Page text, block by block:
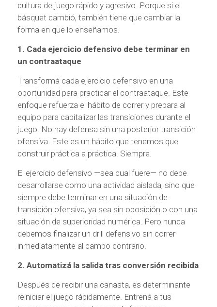
cultura de juego rápido y agresivo. Porque si el
básquet cambió, también tiene que cambiar la
forma en que lo enseñamos.
1. Cada ejercicio defensivo debe terminar en
un contraataque
Transformá cada ejercicio defensivo en una
oportunidad para practicar el contraataque. Este
enfoque refuerza el hábito de correr y prepara al
equipo para capitalizar las transiciones durante el
juego. No hay defensa sin una posterior transición
ofensiva. Este es un hábito que tenemos que
construir práctica a práctica. Siempre.
El ejercicio defensivo —sea cual fuere— no debe
desarrollarse como una actividad aislada, sino que
siempre debe terminar en una situación de
transición ofensiva, ya sea sin oposición o con una
situación de superioridad numérica. Pero nunca
debemos finalizar un drill defensivo sin correr
inmediatamente al campo contrario.
2. Automatizá la salida tras conversión recibida
Después de recibir una canasta, es determinante
reiniciar el juego rápidamente. Entrená a tus